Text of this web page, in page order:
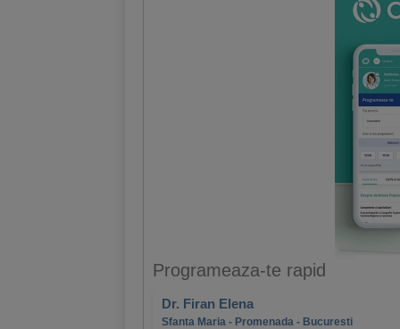
Programeaza-te rapid
Dr. Firan Elena
Sfanta Maria - Promenada - Bucuresti